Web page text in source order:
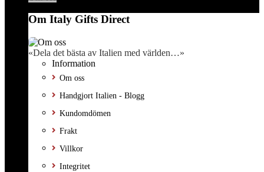
Om Italy Gifts Direct
«Dela det bästa av Italien med världen…»
Information
Om oss
Handgjort Italien - Blogg
Kundomdömen
Frakt
Villkor
Integritet